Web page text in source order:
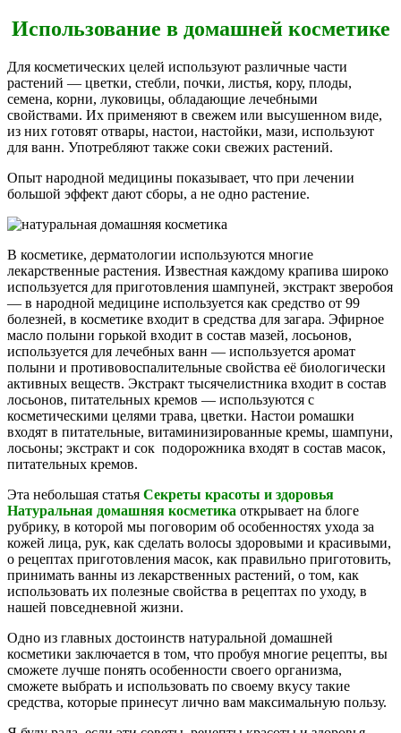
Использование в домашней косметике
Для косметических целей используют различные части
растений — цветки, стебли, почки, листья, кору, плоды,
семена, корни, луковицы, обладающие лечебными
свойствами. Их применяют в свежем или высушенном виде,
из них готовят отвары, настои, настойки, мази, используют
для ванн. Употребляют также соки свежих растений.
Опыт народной медицины показывает, что при лечении
большой эффект дают сборы, а не одно растение.
В косметике, дерматологии используются многие
лекарственные растения. Известная каждому крапива широко
используется для приготовления шампуней, экстракт зверобоя
— в народной медицине используется как средство от 99
болезней, в косметике входит в средства для загара. Эфирное
масло полыни горькой входит в состав мазей, лосьонов,
используется для лечебных ванн — используется аромат
полыни и противовоспалительные свойства её биологически
активных веществ. Экстракт тысячелистника входит в состав
лосьонов, питательных кремов — используются с
косметическими целями трава, цветки. Настои ромашки
входят в питательные, витаминизированные кремы, шампуни,
лосьоны; экстракт и сок подорожника входят в состав масок,
питательных кремов.
Эта небольшая статья Секреты красоты и здоровья
Натуральная домашняя косметика открывает на блоге
рубрику, в которой мы поговорим об особенностях ухода за
кожей лица, рук, как сделать волосы здоровыми и красивыми,
о рецептах приготовления масок, как правильно приготовить,
принимать ванны из лекарственных растений, о том, как
использовать их полезные свойства в рецептах по уходу, в
нашей повседневной жизни.
Одно из главных достоинств натуральной домашней
косметики заключается в том, что пробуя многие рецепты, вы
сможете лучше понять особенности своего организма,
сможете выбрать и использовать по своему вкусу такие
средства, которые принесут лично вам максимальную пользу.